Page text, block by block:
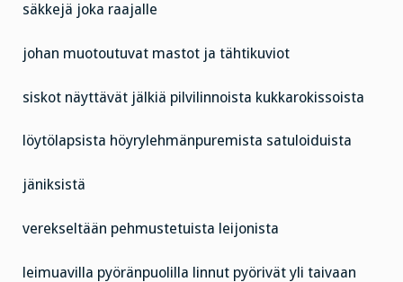
säkkejä joka raajalle
johan muotoutuvat mastot ja tähtikuviot
siskot näyttävät jälkiä pilvilinnoista kukkarokissoista
löytölapsista höyrylehmänpuremista satuloiduista
jäniksistä
verekseltään pehmustetuista leijonista
leimuavilla pyöränpuolilla linnut pyörivät yli taivaan